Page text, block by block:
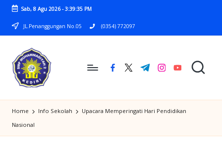
Skip
content
Sab, 8 Agu 2026-3:39:35 PM
JL.Penanggungan No.05 (0354) 772097
S
M
P
MUHAMMADIYAH
2
facebook.com
twitter.com
t.me instagram.com
youtube.com
Home Info Sekolah
Upacara Memperingati Hari Pendidikan
Nasional